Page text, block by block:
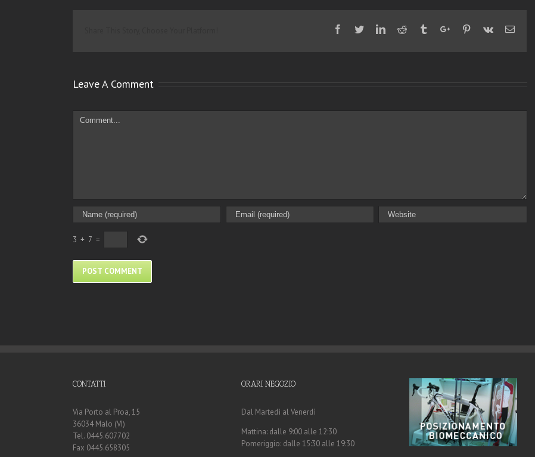
Facebook
TwitterLinkedinReddit TumblrGoogle+Pinterest
Vk Email
Leave A Comment
Comment
3 + 7 =
CONTATTI
Via Porto al Proa, 15
36034 Malo (VI)
Tel. 0445.607702
Fax 0445.658305
ORARI NEGOZIO
Dal Martedì al Venerdì
Mattina: dalle 9:00 alle 12:30
Pomeriggio: dalle 15:30 alle 19:30